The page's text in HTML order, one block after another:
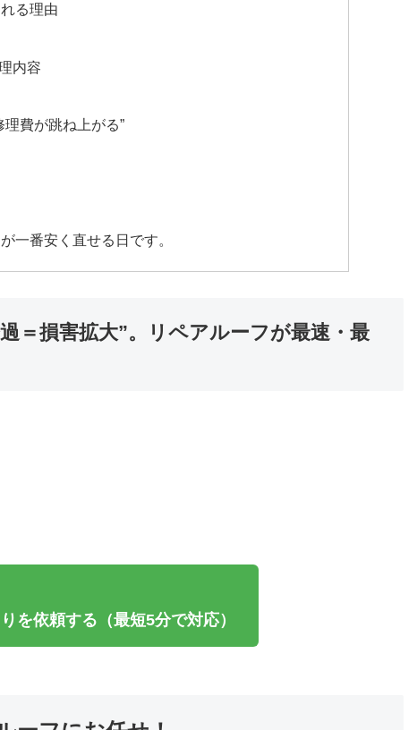
る理由
内容
費が跳ね上がる”
一番安く直せる日です。
＝損害拡大”。リペアルーフが最速・最
を依頼する（最短5分で対応）